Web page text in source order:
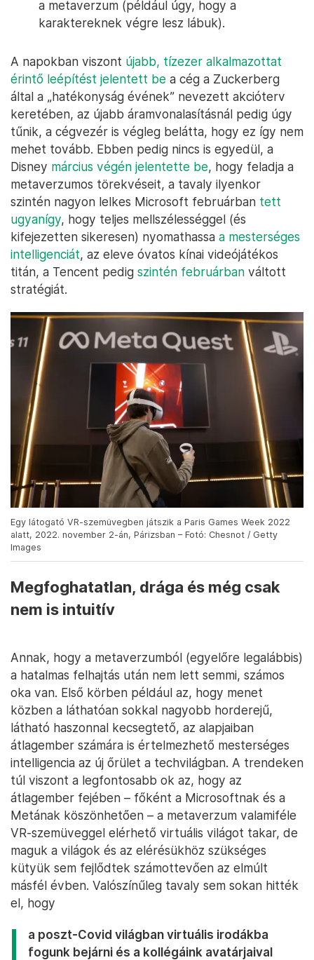
a metaverzum (például úgy, hogy a
karaktereknek végre lesz lábuk).
A napokban viszont újabb, tízezer alkalmazottat
érintő leépítést jelentett be a cég a Zuckerberg
által a „hatékonyság évének” nevezett akcióterv
keretében, az újabb áramvonalasításnál pedig úgy
tűnik, a cégvezér is végleg belátta, hogy ez így nem
mehet tovább. Ebben pedig nincs is egyedül, a
Disney március végén jelentette be, hogy feladja a
metaverzumos törekvéseit, a tavaly ilyenkor
szintén nagyon lelkes Microsoft februárban tett
ugyanígy, hogy teljes mellszélességgel (és
kifejezetten sikeresen) nyomathassa a mesterséges
intelligenciát, az eleve óvatos kínai videójátékos
titán, a Tencent pedig szintén februárban váltott
stratégiát.
Egy látogató VR-szemüvegben játszik a Paris Games Week 2022
alatt, 2022. november 2-án, Párizsban – Fotó: Chesnot / Getty
Images
Megfoghatatlan, drága és még csak
nem is intuitív
Annak, hogy a metaverzumból (egyelőre legalábbis)
a hatalmas felhajtás után nem lett semmi, számos
oka van. Első körben például az, hogy menet
közben a láthatóan sokkal nagyobb horderejű,
látható haszonnal kecsegtető, az alapjaiban
átlagember számára is értelmezhető mesterséges
intelligencia az új őrület a techvilágban. A trendeken
túl viszont a legfontosabb ok az, hogy az
átlagember fejében – főként a Microsoftnak és a
Metának köszönhetően – a metaverzum valamiféle
VR-szemüveggel elérhető virtuális világot takar, de
maguk a világok és az elérésükhöz szükséges
kütyük sem fejlődtek számottevően az elmúlt
másfél évben. Valószínűleg tavaly sem sokan hitték
el, hogy
a poszt-Covid világban virtuális irodákba
fogunk bejárni és a kollégáink avatárjaival